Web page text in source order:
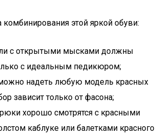
этой яркой обуви:
с открытыми мысками должны
с идеальным педикюром;
надеть любую модель красных
зависит только от фасона;
хорошо смотрятся с красными
каблуке или балетками красного